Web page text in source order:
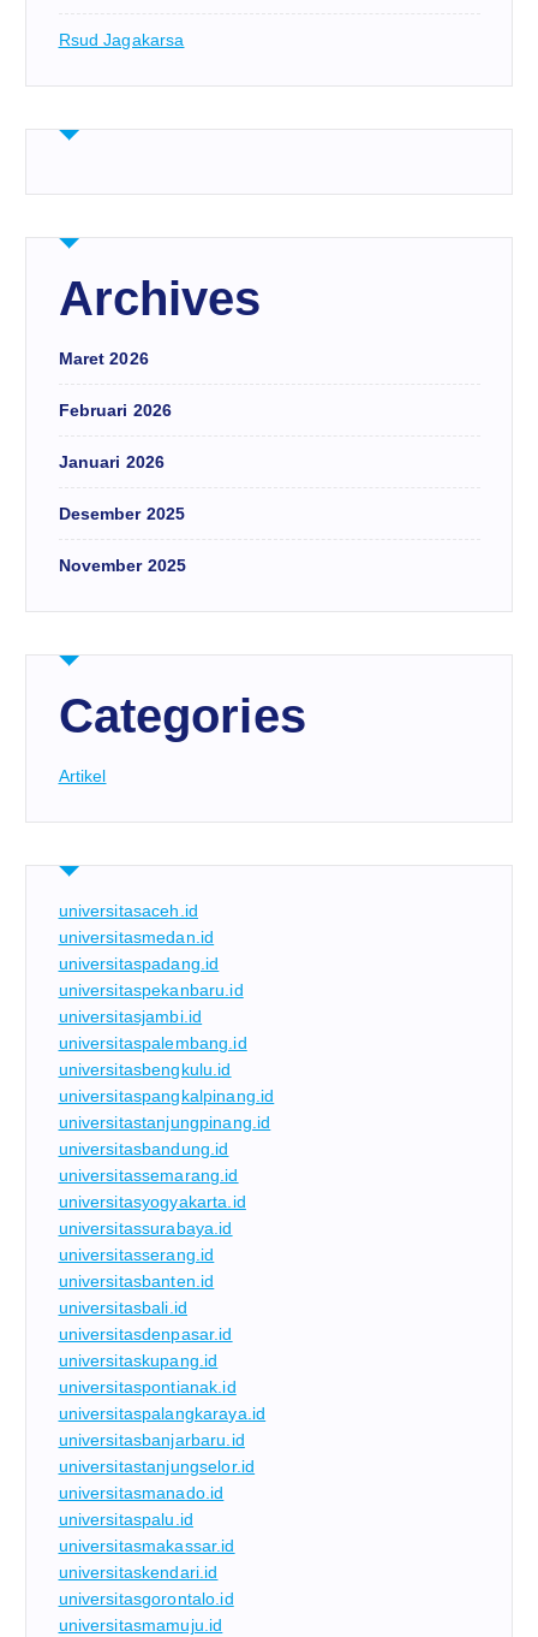
Rsud Jagakarsa
Archives
Maret 2026
Februari 2026
Januari 2026
Desember 2025
November 2025
Categories
Artikel
universitasaceh.id
universitasmedan.id
universitaspadang.id
universitaspekanbaru.id
universitasjambi.id
universitaspalembang.id
universitasbengkulu.id
universitaspangkalpinang.id
universitastanjungpinang.id
universitasbandung.id
universitassemarang.id
universitasyogyakarta.id
universitassurabaya.id
universitasserang.id
universitasbanten.id
universitasbali.id
universitasdenpasar.id
universitaskupang.id
universitaspontianak.id
universitaspalangkaraya.id
universitasbanjarbaru.id
universitastanjungselor.id
universitasmanado.id
universitaspalu.id
universitasmakassar.id
universitaskendari.id
universitasgorontalo.id
universitasmamuju.id